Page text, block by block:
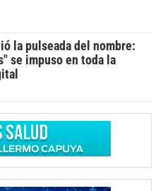
la pulseada del nombre:
se impuso en toda la